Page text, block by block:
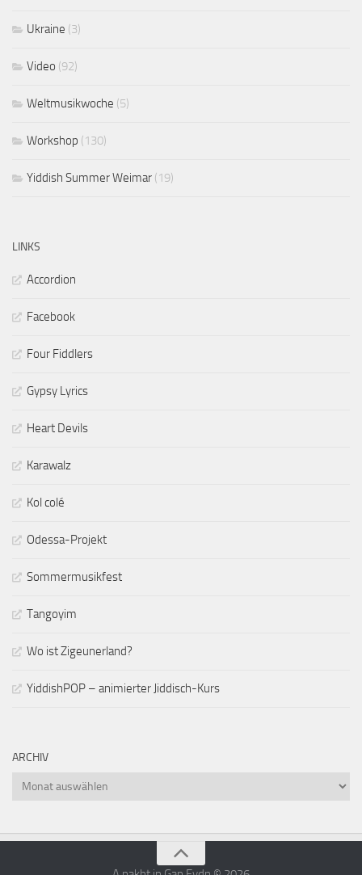
Ukraine (3)
Video (92)
Weltmusikwoche (5)
Workshop (130)
Yiddish Summer Weimar (19)
LINKS
Accordion
Facebook
Four Fiddlers
Gypsy Lyrics
Heart Devils
Karawalz
Kol colé
Odessa-Projekt
Sommermusikfest
Tangoyim
Wo ist Zigeunerland?
YiddishPOP – animierter Jiddisch-Kurs
ARCHIV
Archiv